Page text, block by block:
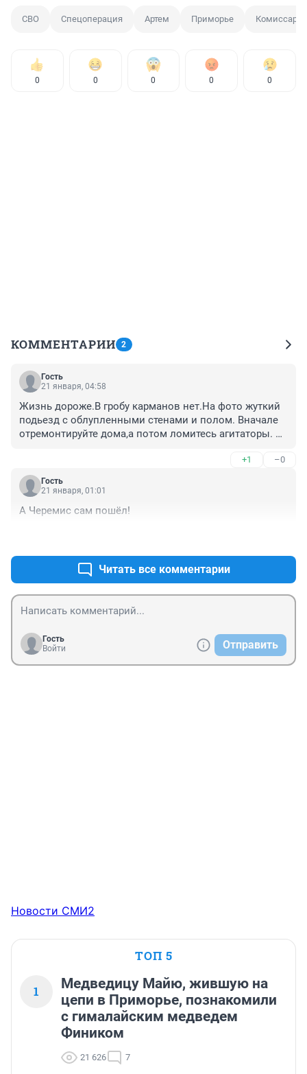
СВО Спецоперация Артем Приморье
0 0 0 0 0
КОММЕНТАРИИ 2
Гость
21 января, 04:58
Жизнь дороже.В гробу карманов нет.На фото жуткий
подьезд с облупленными стенами и полом. Вначале
отремонтируйте дома,а потом ломитесь агитаторы.
замануху. У нас в Спб никто не шарится с листовками
по квартирам.Такой красивый город!
+1 –0
Гость
21 января, 01:01
А Черемис сам пошёл!
Читать все комментарии
Гость
Войти
Отправить
Новости СМИ2
ТОП 5
1
Медведицу Майю, жившую на
цепи в Приморье, познакомили
с гималайским медведем
Фиником
21 626 7